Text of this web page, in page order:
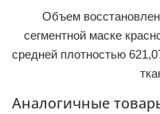
Объем
сегментной маске
средней плотностью
Аналогичные